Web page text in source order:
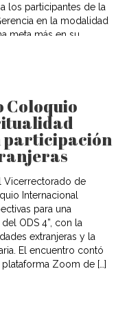
los participantes de la
en la modalidad
meta más en su
Coloquio
participación
Vicerrectorado de
Internacional
para una
ODS 4”, con la
extranjeras y la
El encuentro contó
Zoom de […]